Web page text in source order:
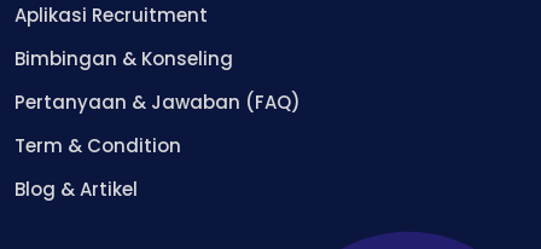
Aplikasi Recruitment
Bimbingan & Konseling
Pertanyaan & Jawaban (FAQ)
Term & Condition
Blog & Artikel